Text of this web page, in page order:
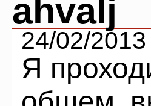
ahvalj
24/02/
Я